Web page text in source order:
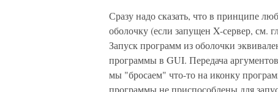
Сразу надо сказать, что в принципе
оболочку (если запущен X-сервер, см.
Запуск программ из оболочки
программы в GUI. Передача
мы "бросаем" что-то на иконку
программы не приспособлены для